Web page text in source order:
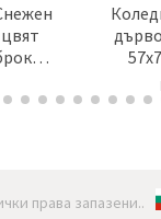
права запазени..